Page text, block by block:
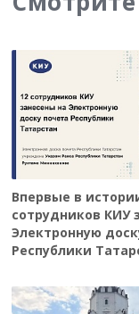
Впервые в
сотрудников КИУ
Электронную
Республики